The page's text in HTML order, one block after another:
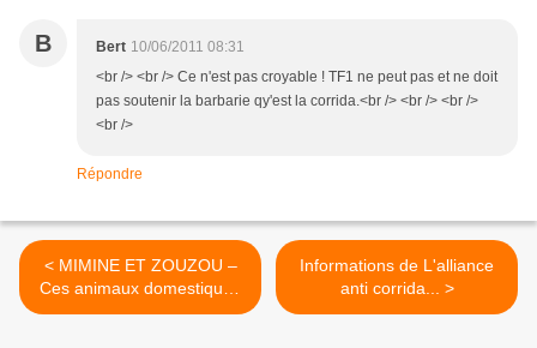
B Bert 10/06/2011 08:31
<br /> <br /> Ce n'est pas croyable ! TF1 ne peut pas et ne doit
pas soutenir la barbarie qy'est la corrida.<br /> <br /> <br />
<br />
Répondre
< MIMINE ET ZOUZOU –
Ces animaux domestiqués
que la justice veut saisir
Informations de L'alliance
anti corrida... >